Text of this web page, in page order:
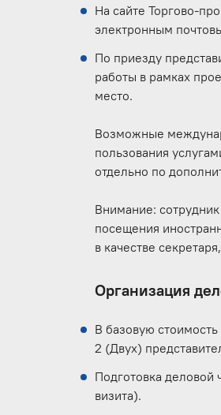
На сайте Торгово-
электронным
По приезду
работы в рамках
место.
Возможные
пользования
отдельно по
Внимание:
посещения
в качестве
Организация
В базовую
2 (Двух)
Подготовка деловой
визита).